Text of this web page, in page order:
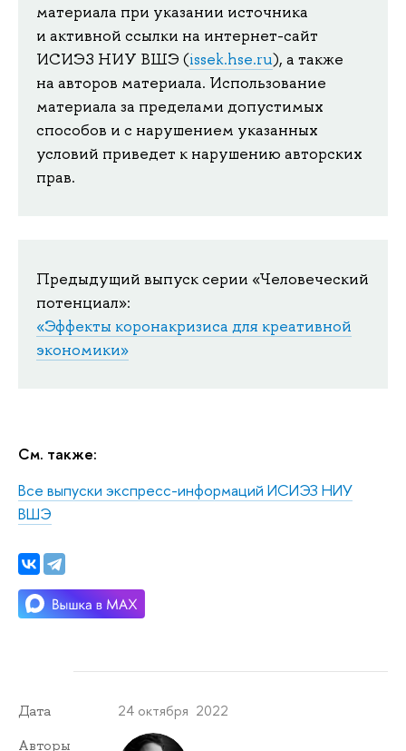
материала при указании источника
и активной ссылки на интернет-сайт
ИСИЭЗ НИУ ВШЭ (issek.hse.ru), а также
на авторов материала. Использование
материала за пределами допустимых
способов и с нарушением указанных
условий приведет к нарушению авторских
прав.
Предыдущий выпуск серии «Человеческий
потенциал»:
«Эффекты коронакризиса для креативной
экономики»
См. также:
Все выпуски экспресс-информаций ИСИЭЗ НИУ
ВШЭ
Дата 24 октября 2022
Авторы